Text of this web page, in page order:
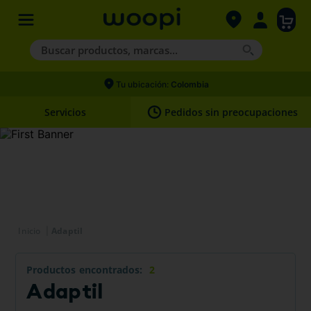
Buscar productos, marcas...
Términos más buscados
2.
hills
Tu ubicación: Colombia
Servicios Pedidos sin preocupaciones
2
Productos
Adaptil